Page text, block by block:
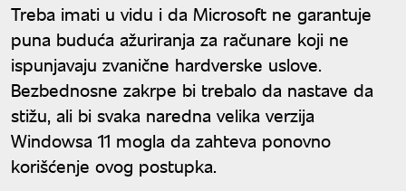
Treba imati u vidu i da Microsoft ne garantuje
puna buduća ažuriranja za računare koji ne
ispunjavaju zvanične hardverske uslove.
Bezbednosne zakrpe bi trebalo da nastave da
stižu, ali bi svaka naredna velika verzija
Windowsa 11 mogla da zahteva ponovno
korišćenje ovog postupka.